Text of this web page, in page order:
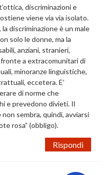
discriminazioni e
viene via via isolato.
discriminazione è un male
solo le donne, ma la
anziani, stranieri,
a extracomunitari di
minoranze linguistiche,
eccetera. E’
di norme che
e prevedono divieti. Il
sembra, quindi, avviarsi
rosa” (obbligo).
Rispondi